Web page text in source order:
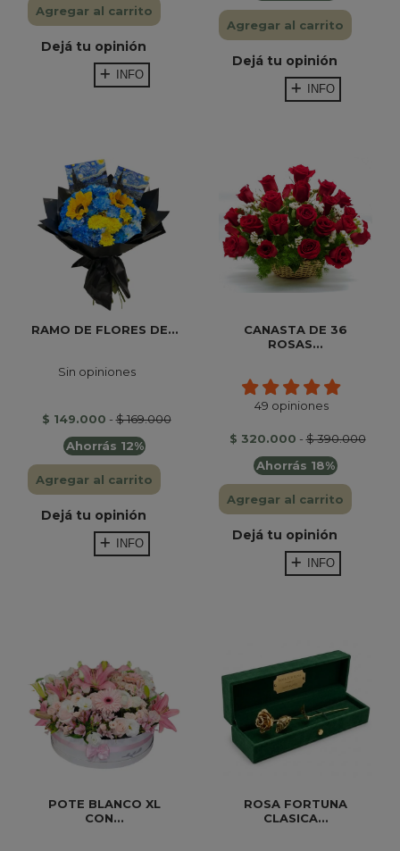
Agregar al carrito
Dejá tu opinión
INFO
Agregar al carrito
Dejá tu opinión
INFO
RAMO DE FLORES DE...
Sin opiniones
$ 149.000 -$ 169.000
Ahorrás 12%
Agregar al carrito
Dejá tu opinión
INFO
CANASTA DE 36
ROSAS...
49 opiniones
$ 320.000 -$ 390.000
Ahorrás 18%
Agregar al carrito
Dejá tu opinión
INFO
POTE BLANCO XL
CON...
ROSA FORTUNA
CLASICA...